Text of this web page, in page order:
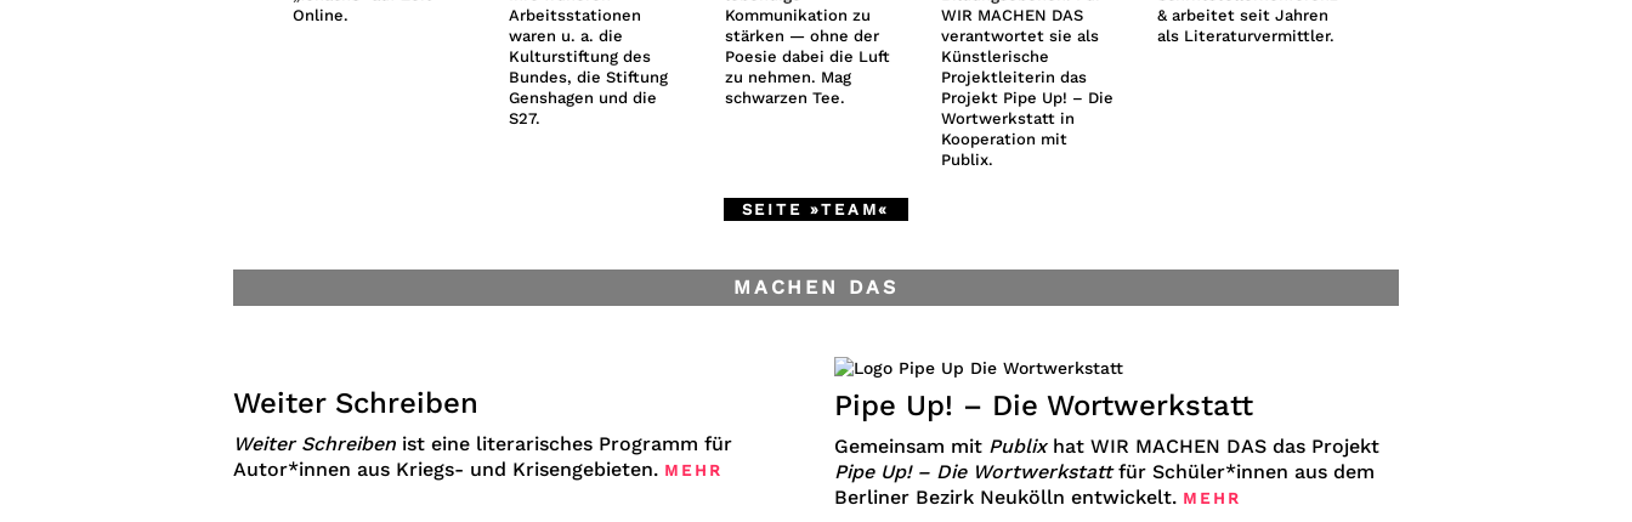
Online.
Arbeitsstationen
waren u. a. die
Kulturstiftung des
Bundes, die Stiftung
Genshagen und die
S27.
Kommunikation zu
stärken — ohne der
Poesie dabei die Luft
zu nehmen. Mag
schwarzen Tee.
WIR MACHEN DAS
verantwortet sie als
Künstlerische
Projektleiterin das
Projekt Pipe Up! – Die
Wortwerkstatt in
Kooperation mit
Publix.
& arbeitet seit Jahren
als Literaturvermittler.
SEITE »TEAM«
MACHEN DAS
Weiter Schreiben
Weiter Schreiben ist eine literarisches Programm für
Autor*innen aus Kriegs- und Krisengebieten. MEHR
Pipe Up! – Die Wortwerkstatt
Gemeinsam mit Publixhat WIR MACHEN DAS das Projekt
Pipe Up! – Die Wortwerkstattfür Schüler*innen aus dem
Berliner Bezirk Neukölln entwickelt. MEHR